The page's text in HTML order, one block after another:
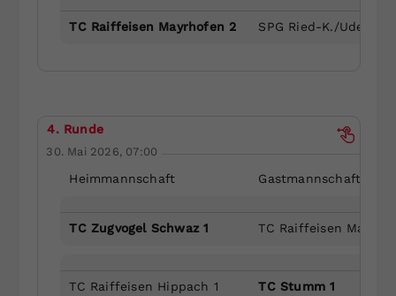
TC Raiffeisen Mayrhofen 2 SPG Ried-K./Uderns 1
4. Runde
30. Mai 2026, 07:00
Heimmannschaft Gastmannschaft
TC Zugvogel Schwaz 1 TC Raiffeisen
TC Raiffeisen Hippach 1 TC Stumm 1